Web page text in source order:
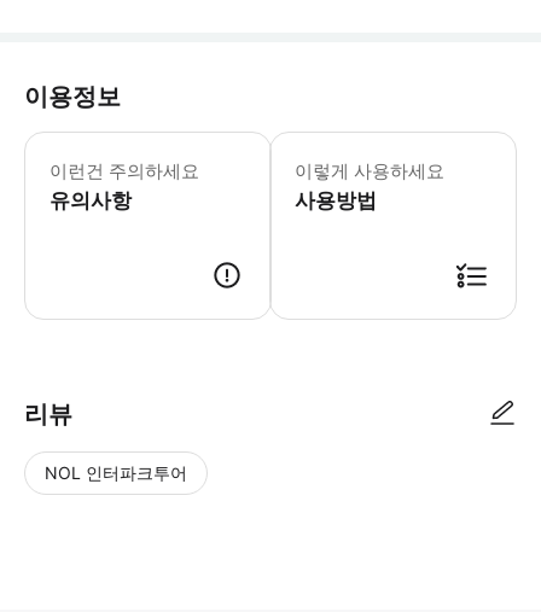
이용정보
이런건 주의하세요
유의사항
크루즈는 에펠탑에서 시작합니다. 만
이렇게 사용하세요
사용방법
리뷰
NOL 인터파크투어